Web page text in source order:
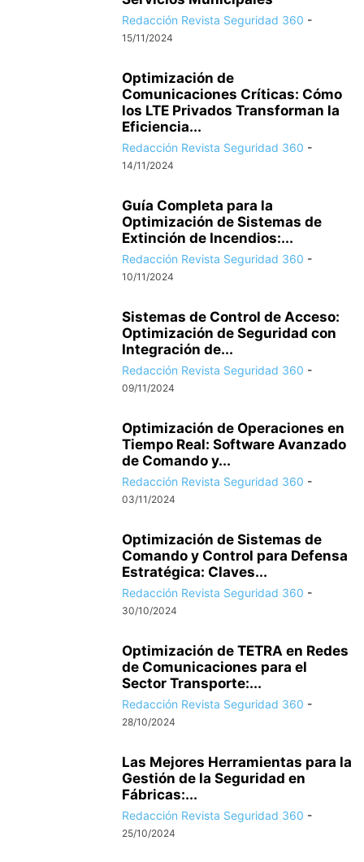
Redacción Revista Seguridad 360 -
15/11/2024
Optimización de
Comunicaciones Críticas: Cómo
los LTE Privados Transforman la
Eficiencia...
Redacción Revista Seguridad 360 -
14/11/2024
Guía Completa para la
Optimización de Sistemas de
Extinción de Incendios:...
Redacción Revista Seguridad 360 -
10/11/2024
Sistemas de Control de Acceso:
Optimización de Seguridad con
Integración de...
Redacción Revista Seguridad 360 -
09/11/2024
Optimización de Operaciones en
Tiempo Real: Software Avanzado
de Comando y...
Redacción Revista Seguridad 360 -
03/11/2024
Optimización de Sistemas de
Comando y Control para Defensa
Estratégica: Claves...
Redacción Revista Seguridad 360 -
30/10/2024
Optimización de TETRA en Redes
de Comunicaciones para el
Sector Transporte:...
Redacción Revista Seguridad 360 -
28/10/2024
Las Mejores Herramientas para la
Gestión de la Seguridad en
Fábricas:...
Redacción Revista Seguridad 360 -
25/10/2024